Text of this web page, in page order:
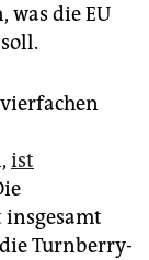
die EU
ist
insgesamt
Turnberry-